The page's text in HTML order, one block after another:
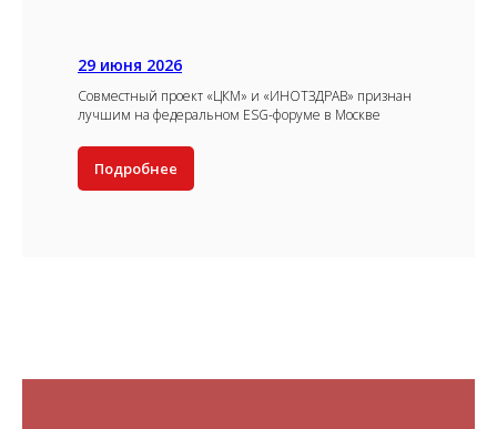
29 июня 2026
Совместный проект «ЦКМ» и «ИНОТЗДРАВ» признан
лучшим на федеральном ESG-форуме в Москве
Подробнее